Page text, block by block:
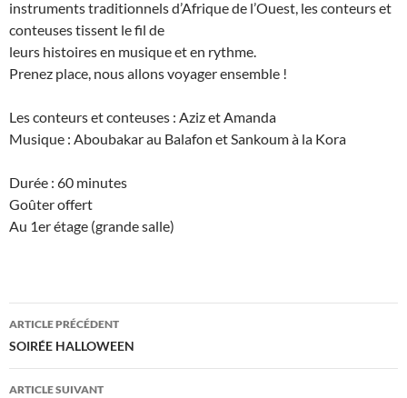
instruments traditionnels d’Afrique de l’Ouest, les conteurs et
conteuses tissent le fil de
leurs histoires en musique et en rythme.
Prenez place, nous allons voyager ensemble !
Les conteurs et conteuses : Aziz et Amanda
Musique : Aboubakar au Balafon et Sankoum à la Kora
Durée : 60 minutes
Goûter offert
Au 1er étage (grande salle)
Navigation
des
articles
ARTICLE PRÉCÉDENT
SOIRÉE HALLOWEEN
ARTICLE SUIVANT